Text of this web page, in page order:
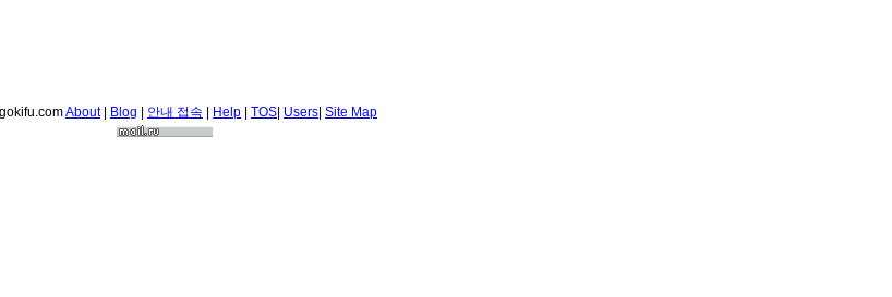
About| Blog | 안내 접속 | Help | TOS| Users| Site Map